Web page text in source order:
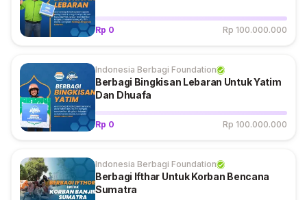
Rp 0 Rp 100.000.000
Indonesia Berbagi Foundation
Berbagi Bingkisan Lebaran Untuk Yatim
Dan Dhuafa
Rp 0 Rp 100.000.000
Indonesia Berbagi Foundation
Berbagi Ifthar Untuk Korban Bencana
Sumatra